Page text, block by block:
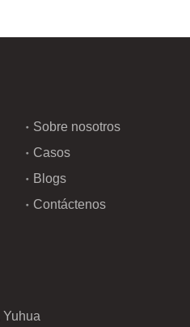
Sobre nosotros
Casos
Blogs
Contáctenos
Yuhua